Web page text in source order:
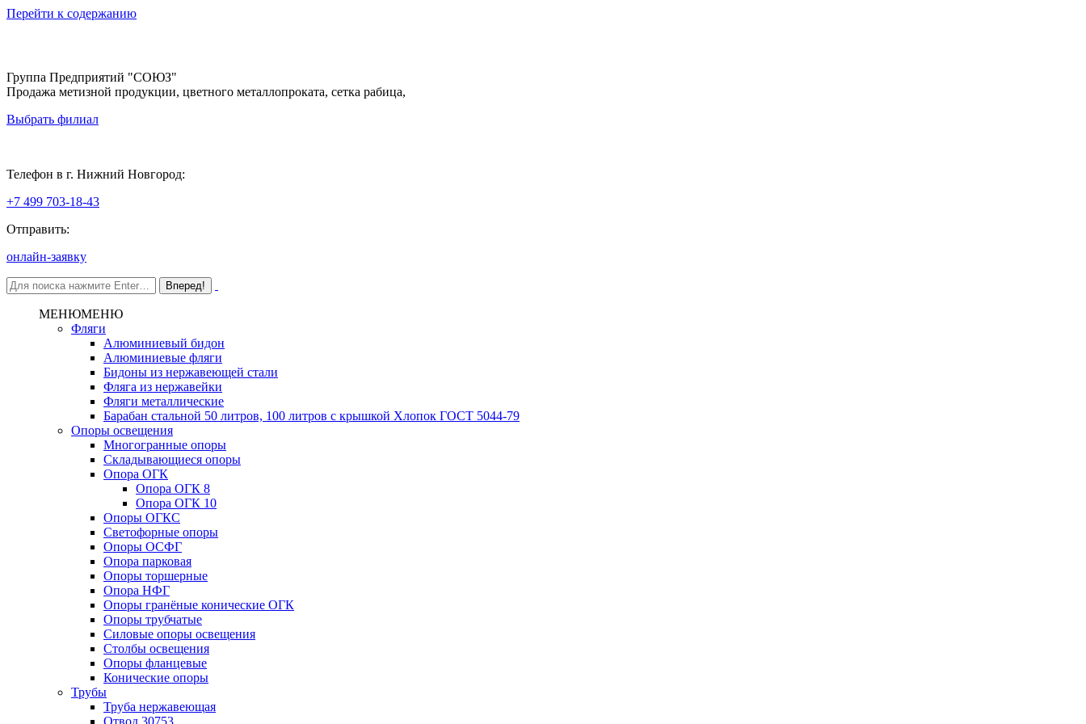
Перейти к содержанию
Группа Предприятий "СОЮЗ"
Продажа метизной продукции, цветного металлопроката, сетка рабица,
Выбрать филиал
Телефон в г. Нижний Новгород:
+7 499 703-18-43
Отправить:
онлайн-заявку
МЕНЮМЕНЮ
Фляги
Алюминиевый бидон
Алюминиевые фляги
Бидоны из нержавеющей стали
Фляга из нержавейки
Фляги металлические
Барабан стальной 50 литров, 100 литров с крышкой Хлопок ГОСТ 5044-79
Опоры освещения
Многогранные опоры
Складывающиеся опоры
Опора ОГК
Опора ОГК 8
Опора ОГК 10
Опоры ОГКС
Светофорные опоры
Опоры ОСФГ
Опора парковая
Опоры торшерные
Опора НФГ
Опоры гранёные конические ОГК
Опоры трубчатые
Силовые опоры освещения
Столбы освещения
Опоры фланцевые
Конические опоры
Трубы
Труба нержавеющая
Отвод 30753